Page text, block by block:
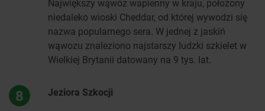
Największy wąwóz wapienny w kraju, położony
niedaleko wioski Cheddar, od której wywodzi się
nazwa popularnego sera. W jednej z jaskiń
wąwozu znaleziono najstarszy ludzki szkielet w
Wielkiej Brytanii datowany na 9 tys. lat.
8 Jeziora Szkocji